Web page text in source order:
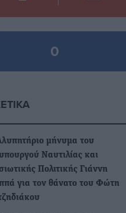
0
μήνυμα του
Ναυτιλίας και
Πολιτικής Γιάννη
για τον θάνατο του Φώτη